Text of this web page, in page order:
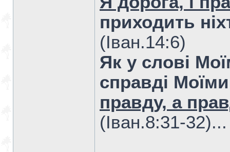
приходить
(Iван.14:6)
Як у слові
справді
правду, а
(Iван.8:31-32)...